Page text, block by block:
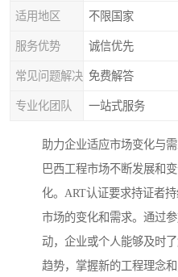
适用地区 不限国家
服务优势 诚信优先
常见问题解决 免费解答
专业化团队 一站式服务
助力企业适应市场变化与
巴西工程市场不断发展和
化。ART认证要求持证者
市场的变化和需求。通过
动，企业或个人能够及时
趋势，掌握新的工程理念